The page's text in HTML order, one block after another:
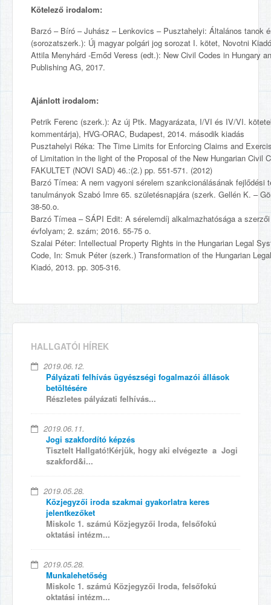
Kötelező irodalom:
Barzó – Bíró – Juhász – Lenkovics – Pusztahelyi: Általános tanok
(sorozatszerk.): Új magyar polgári jog sorozat I. kötet, Novotni
Attila Menyhárd -Emőd Veress (edt.): New Civil Codes in Hungary
Publishing AG, 2017.
Ajánlott irodalom:
Petrik Ferenc (szerk.): Az új Ptk. Magyarázata, I/VI és IV/VI.
kommentárja), HVG-ORAC, Budapest, 2014. második kiadás
Pusztahelyi Réka: The Time Limits for Enforcing Claims and
of Limitation in the light of the Proposal of the New Hungarian Civil
FAKULTET (NOVI SAD) 46.:(2.) pp. 551-571. (2012)
Barzó Tímea: A nem vagyoni sérelem szankcionálásának fejlődési
tanulmányok Szabó Imre 65. születésnapjára (szerk. Gellén K. –
38-50.o.
Barzó Tímea – SÁPI Edit: A sérelemdíj alkalmazhatósága a
évfolyam; 2. szám; 2016. 55-75 o.
Szalai Péter: Intellectual Property Rights in the Hungarian Legal
Code, In: Smuk Péter (szerk.) Transformation of the Hungarian
Kiadó, 2013. pp. 305-316.
HALLGATÓI HÍREK
2019.06.12.
Pályázati felhívás ügyészségi fogalmazói állások
betöltésére
Részletes pályázati felhívás...
2019.06.11.
Jogi szakfordító képzés
Tisztelt Hallgató!Kérjük, hogy aki elvégezte a Jogi
szakford&i...
2019.05.28.
Közjegyzői iroda szakmai gyakorlatra keres
jelentkezőket
Miskolc 1. számú Közjegyzői Iroda, felsőfokú
oktatási intézm...
2019.05.28.
Munkalehetőség
Miskolc 1. számú Közjegyzői Iroda, felsőfokú
oktatási intézm...